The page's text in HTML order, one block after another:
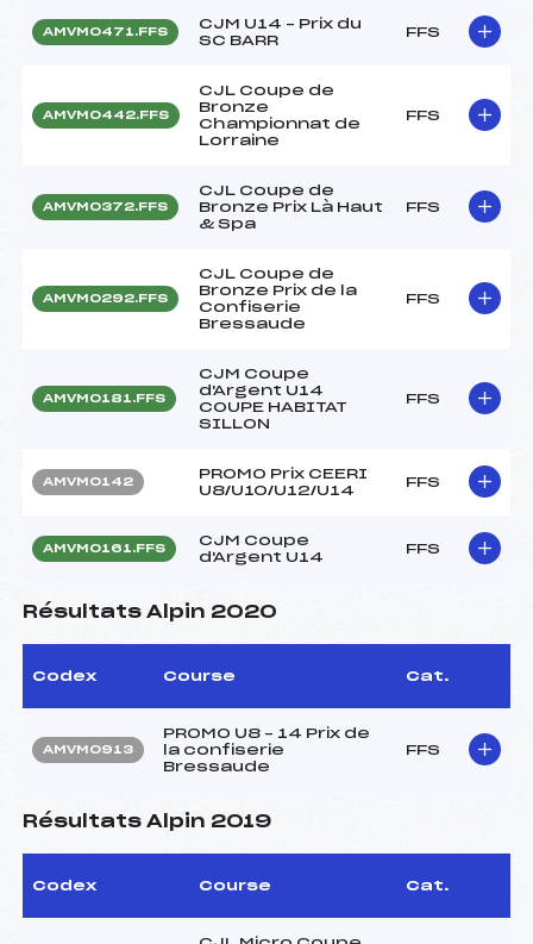
AMVM0471.FFS
CJM U14 – Prix du
SC BARR
FFS
AMVM0442.FFS
CJL Coupe de
Bronze
Championnat de
Lorraine
FFS
AMVM0372.FFS
CJL Coupe de
Bronze Prix Là Haut
& Spa
FFS
AMVM0292.FFS
CJL Coupe de
Bronze Prix de la
Confiserie
Bressaude
FFS
AMVM0181.FFS
CJM Coupe
d'Argent U14
COUPE HABITAT
SILLON
FFS
AMVM0142
PROMO Prix CEERI
U8/U10/U12/U14
FFS
AMVM0161.FFS
CJM Coupe
d'Argent U14
FFS
Résultats Alpin 2020
Codex Course Cat.
AMVM0913
PROMO U8 – 14 Prix de
la confiserie
Bressaude
FFS
Résultats Alpin 2019
Codex Course Cat.